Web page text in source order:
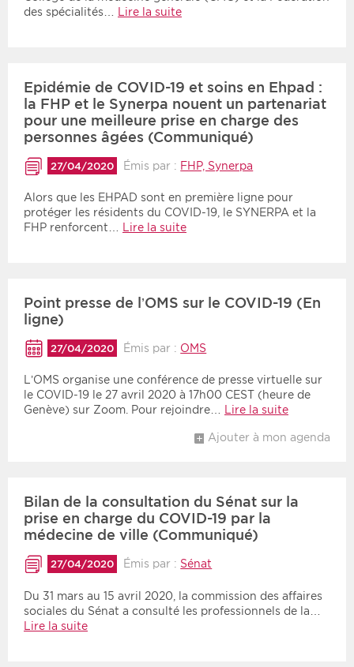
des spécialités…
Lire la suite
Epidémie de COVID-19 et soins en Ehpad :
la FHP et le Synerpa nouent un partenariat
pour une meilleure prise en charge des
personnes âgées (Communiqué)
27/04/2020 Émis par : FHP, Synerpa
Alors que les EHPAD sont en première ligne pour
protéger les résidents du COVID-19, le SYNERPA et la
FHP renforcent…
Lire la suite
Point presse de l’OMS sur le COVID-19 (En
ligne)
27/04/2020 Émis par : OMS
L’OMS organise une conférence de presse virtuelle sur
le COVID-19 le 27 avril 2020 à 17h00 CEST (heure de
Genève) sur Zoom. Pour rejoindre… Lire la suite
Ajouter à mon agenda
Bilan de la consultation du Sénat sur la
prise en charge du COVID-19 par la
médecine de ville (Communiqué)
27/04/2020 Émis par : Sénat
Du 31 mars au 15 avril 2020, la commission des affaires
sociales du Sénat a consulté les professionnels de la…
Lire la suite